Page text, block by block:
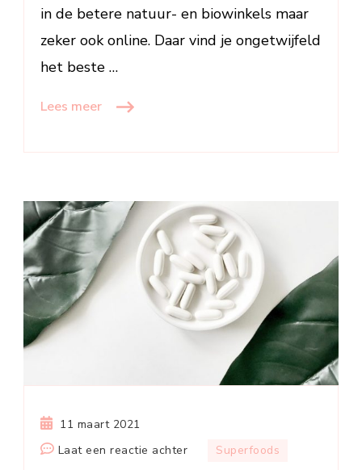
in de betere natuur- en biowinkels maar
zeker ook online. Daar vind je ongetwijfeld
het beste …
Lees meer
11 maart 2021
Laat een reactie achterop
Superfoods